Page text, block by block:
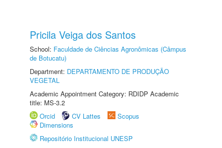
Pricila Veiga dos Santos
School: Faculdade de Ciências Agronômicas (Câmpus
de Botucatu)
Department: DEPARTAMENTO DE PRODUÇÃO
VEGETAL
Academic Appointment Category: RDIDP Academic
title: MS-3.2
Orcid
CV Lattes
Scopus
Dimensions
Repositório Institucional UNESP